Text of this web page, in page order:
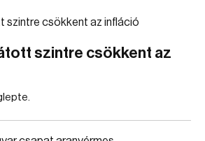
szintre csökkent az